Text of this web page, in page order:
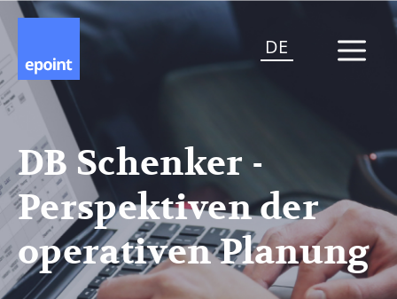
DE
DB Schenker -
Perspektiven der
operativen Planung